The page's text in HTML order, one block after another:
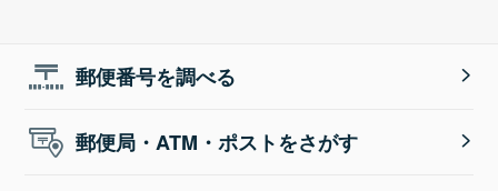
郵便番号を調べる
郵便局・ATM・ポストをさがす